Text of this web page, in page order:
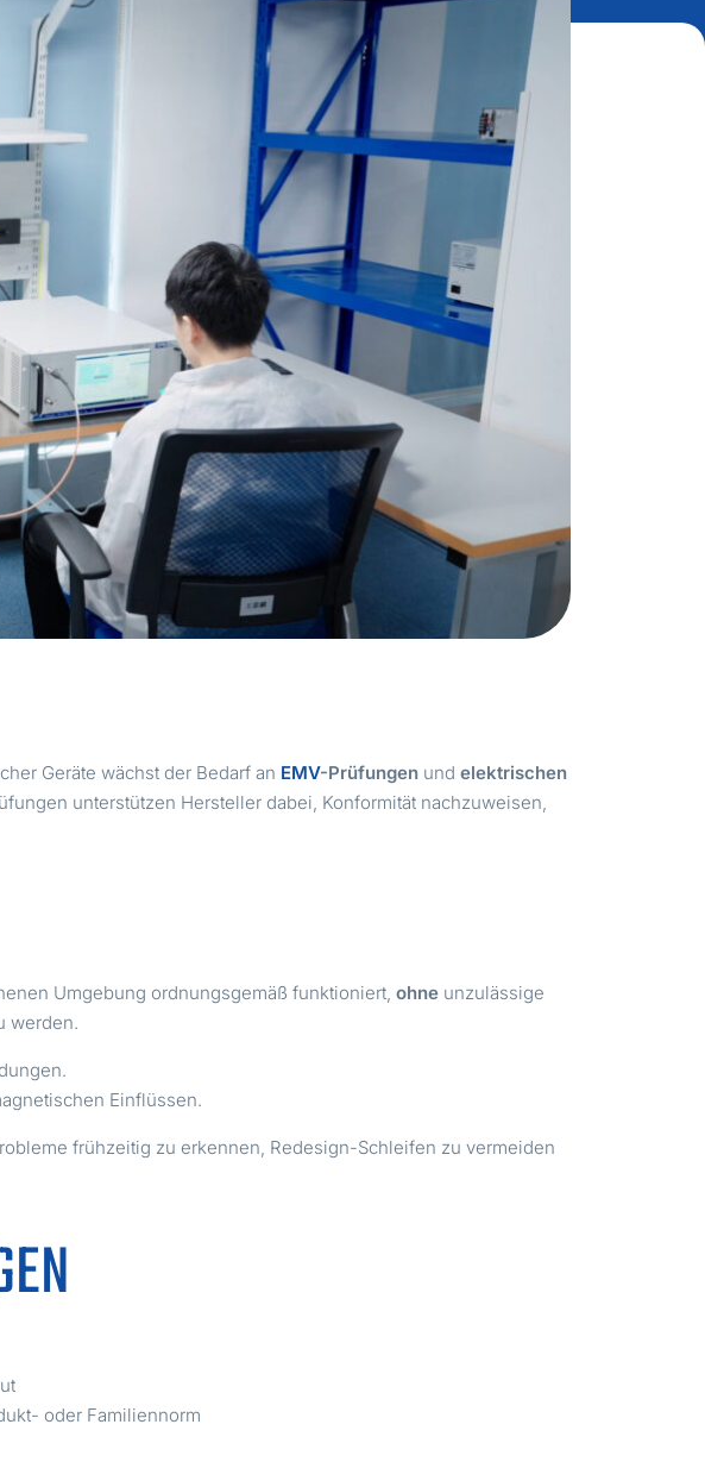
Geräte wächst der Bedarf an EMV-Prüfungen undelektrischen
unterstützen Hersteller dabei, Konformität nachzuweisen,
Umgebung ordnungsgemäß funktioniert,ohne unzulässige
werden.
Einflüssen.
frühzeitig zu erkennen, Redesign-Schleifen zu vermeiden
oder Familiennorm